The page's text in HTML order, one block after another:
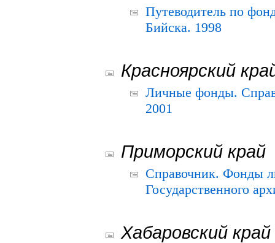
Путеводитель по
Бийска. 1998
Красноярский
Личные фонды.
2001
Приморский край
Справочник. Фонды
Государственного
Хабаровский край